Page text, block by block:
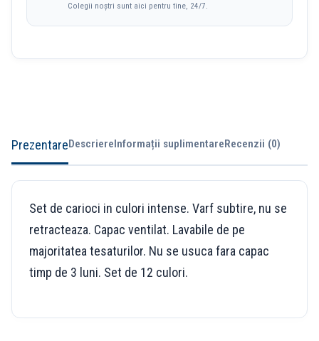
Colegii noștri sunt aici pentru tine, 24/7.
PrezentareDescriereInformații suplimentareRecenzii (0)
Set de carioci in culori intense. Varf subtire, nu se
retracteaza. Capac ventilat. Lavabile de pe
majoritatea tesaturilor. Nu se usuca fara capac
timp de 3 luni. Set de 12 culori.